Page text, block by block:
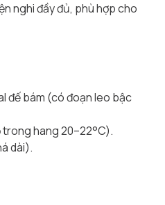
nghi đầy đủ, phù hợp cho
đế bám (có đoạn leo bậc
hang 20–22°C).
dài).